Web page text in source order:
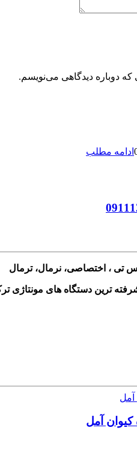
که دوباره دیدگاهی می‌نویسم.
ادامه مطلب
اس تی ، اختصاصی، نرمال، ترمال
آمل